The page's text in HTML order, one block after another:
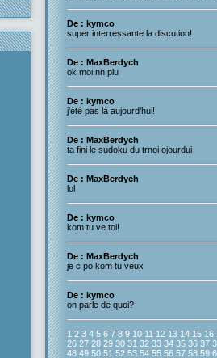
De : kymco
super interressante la discution!
De : MaxBerdych
ok moi nn plu
De : kymco
j'été pas là aujourd'hui!
De : MaxBerdych
ta fini le sudoku du trnoi ojourdui
De : MaxBerdych
lol
De : kymco
kom tu ve toi!
De : MaxBerdych
je c po kom tu veux
De : kymco
on parle de quoi?
1 2 3 4 5 6 7 8 9 10 11 12 13 14 15 16
26 27 28 29 30 31 32 33 34 35 36 37
48 49 50 51 52 53 54 55 56 57 58 59